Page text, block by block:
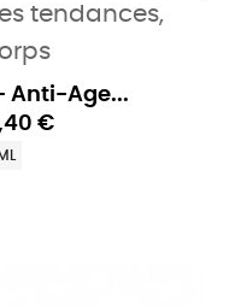
tendances,
- Anti-Age...
€